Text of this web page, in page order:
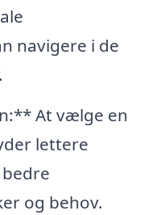
navigere i de
At vælge en
lettere
og behov.